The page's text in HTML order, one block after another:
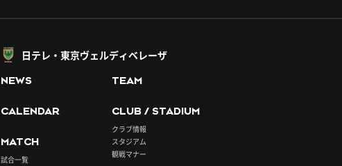
日テレ・東京ヴェルディベレーザ
NEWS
CALENDAR
MATCH
試合一覧
TEAM
CLUB / STADIUM
クラブ情報
スタジアム
観戦マナー